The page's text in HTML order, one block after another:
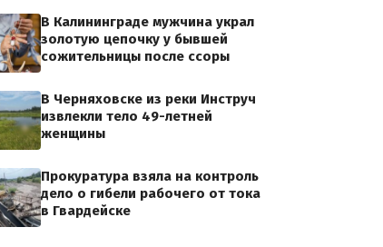
В Калининграде мужчина украл
золотую цепочку у бывшей
сожительницы после ссоры
В Черняховске из реки Инструч
извлекли тело 49-летней
женщины
Прокуратура взяла на контроль
дело о гибели рабочего от тока
в Гвардейске